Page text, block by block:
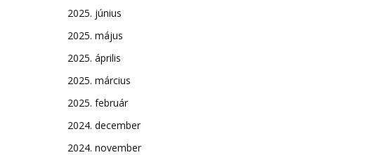
2025. június
2025. május
2025. április
2025. március
2025. február
2024. december
2024. november